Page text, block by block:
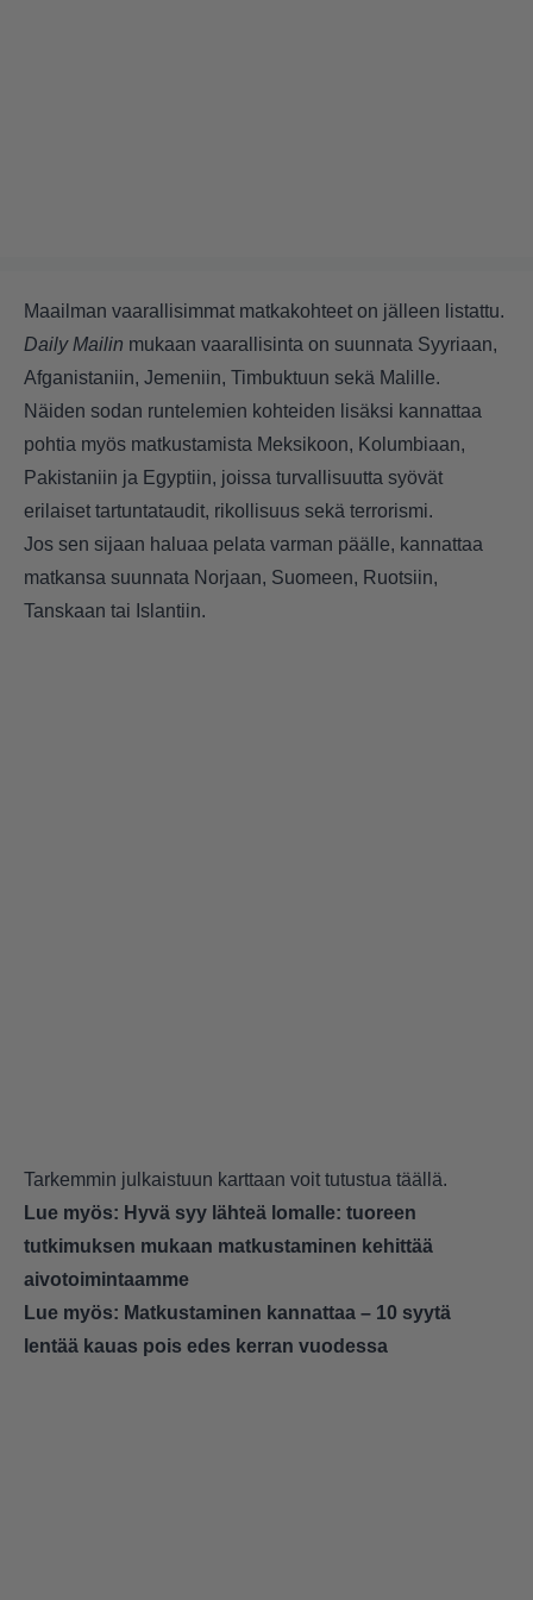
Maailman vaarallisimmat matkakohteet on jälleen listattu.
Daily Mailin mukaan vaarallisinta on suunnata Syyriaan,
Afganistaniin, Jemeniin, Timbuktuun sekä Malille.
Näiden sodan runtelemien kohteiden lisäksi kannattaa
pohtia myös matkustamista Meksikoon, Kolumbiaan,
Pakistaniin ja Egyptiin, joissa turvallisuutta syövät
erilaiset tartuntataudit, rikollisuus sekä terrorismi.
Jos sen sijaan haluaa pelata varman päälle, kannattaa
matkansa suunnata Norjaan, Suomeen, Ruotsiin,
Tanskaan tai Islantiin.
Tarkemmin julkaistuun karttaan voit tutustua täällä.
Lue myös: Hyvä syy lähteä lomalle: tuoreen
tutkimuksen mukaan matkustaminen kehittää
aivotoimintaamme
Lue myös: Matkustaminen kannattaa – 10 syytä
lentää kauas pois edes kerran vuodessa